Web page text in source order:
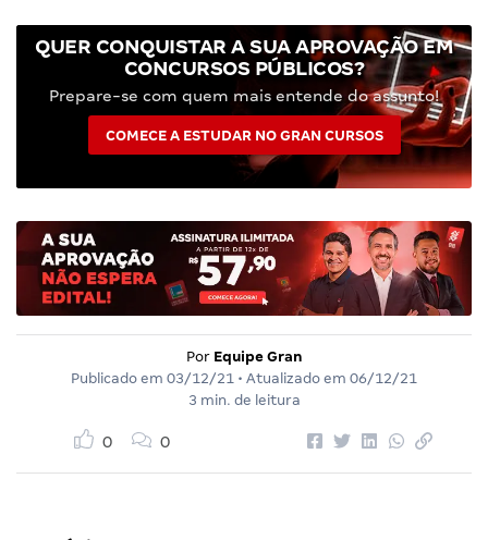
QUER CONQUISTAR A SUA APROVAÇÃO EM
CONCURSOS PÚBLICOS?
Prepare-se com quem mais entende do assunto!
COMECE A ESTUDAR NO GRAN CURSOS
Por Equipe Gran
Publicado em 03/12/21 • Atualizado em 06/12/21
3 min. de leitura
0 0